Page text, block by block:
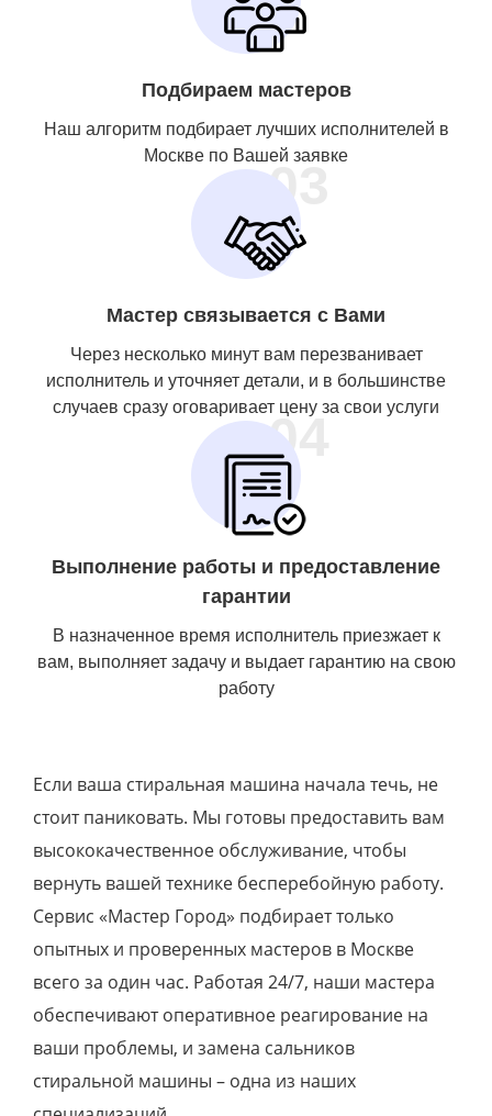
Подбираем мастеров
Наш алгоритм подбирает лучших исполнителей в
Москве по Вашей заявке
03
Мастер связывается с Вами
Через несколько минут вам перезванивает
исполнитель и уточняет детали, и в большинстве
случаев сразу оговаривает цену за свои услуги
04
Выполнение работы и предоставление
гарантии
В назначенное время исполнитель приезжает к
вам, выполняет задачу и выдает гарантию на свою
работу
Если ваша стиральная машина начала течь, не
стоит паниковать. Мы готовы предоставить вам
высококачественное обслуживание, чтобы
вернуть вашей технике бесперебойную работу.
Сервис «Мастер Город» подбирает только
опытных и проверенных мастеров в Москве
всего за один час. Работая 24/7, наши мастера
обеспечивают оперативное реагирование на
ваши проблемы, и замена сальников
стиральной машины – одна из наших